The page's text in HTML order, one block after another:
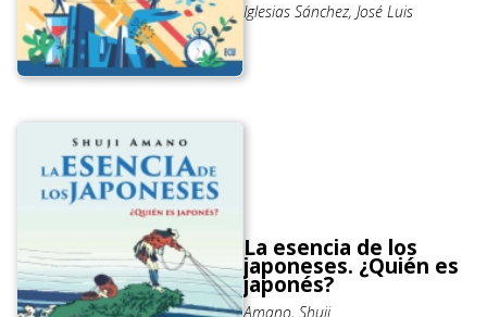
Iglesias Sánchez, José Luis
La esencia de los
japoneses. ¿Quién es
japonés?
Amano, Shuji